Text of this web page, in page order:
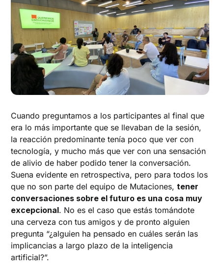
Cuando preguntamos a los participantes al final que
era lo más importante que se llevaban de la sesión,
la reacción predominante tenía poco que ver con
tecnología, y mucho más que ver con una sensación
de alivio de haber podido tener la conversación.
Suena evidente en retrospectiva, pero para todos los
que no son parte del equipo de Mutaciones,tener
conversaciones sobre el futuro es una cosa muy
excepcional. No es el caso que estás tomándote
una cerveza con tus amigos y de pronto alguien
pregunta “¿alguien ha pensado en cuáles serán las
implicancias a largo plazo de la inteligencia
artificial?”.